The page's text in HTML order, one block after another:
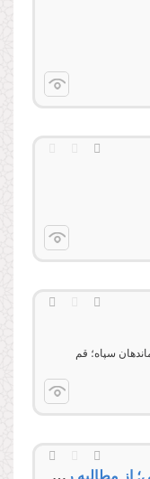
سپاه؛ قم
ضرورت تحول بنیادین در علوم انسانی؛ از مطالبه رهبری تا مسئولیت نخبگان